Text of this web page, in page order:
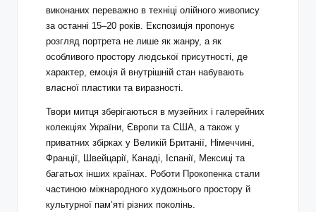
виконаних переважно в техніці олійного живопису
за останні 15–20 років. Експозиція пропонує
розгляд портрета не лише як жанру, а як
особливого простору людської присутності, де
характер, емоція й внутрішній стан набувають
власної пластики та виразності.
Твори митця зберігаються в музейних і галерейних
колекціях України, Європи та США, а також у
приватних збірках у Великій Британії, Німеччині,
Франції, Швейцарії, Канаді, Іспанії, Мексиці та
багатьох інших країнах. Роботи Прокопенка стали
частиною міжнародного художнього простору й
культурної пам’яті різних поколінь.